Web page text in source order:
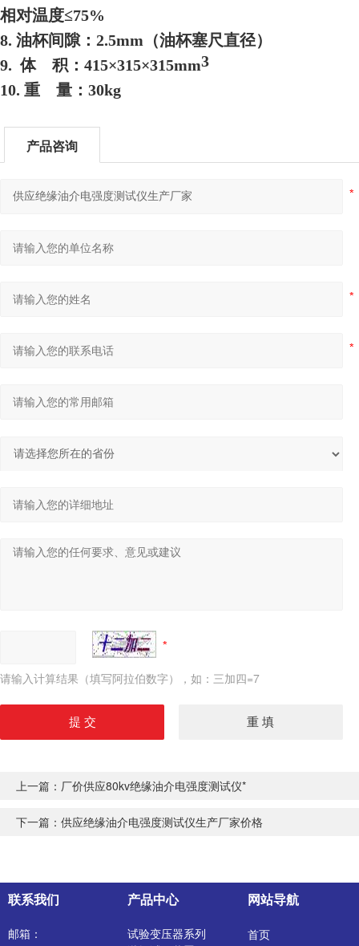
相对温度≤75%
8. 油杯间隙：2.5mm （油杯塞尺直径）
9. 体 积：415×315×315mm3
10. 重 量：30kg
产品咨询
请输入计算结果（填写阿拉伯数字），如：三加四=7
上一篇： 厂价供应80kv绝缘油介电强度测试仪*
下一篇： 供应绝缘油介电强度测试仪生产厂家价格
联系我们
邮箱：
产品中心
试验变压器系列
网站导航
首页